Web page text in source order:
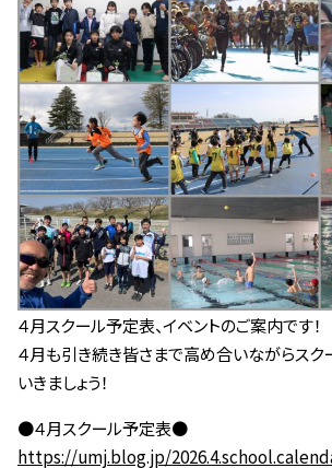
４月スクール予定表、イベントのご案内です！
４月も引き続き皆さまで高め合いながらスク
いきましょう！
●４月スクール予定表●
https://umj.blog.jp/